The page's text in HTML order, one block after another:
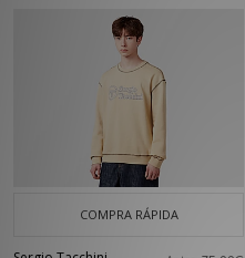
COMPRA RÁPIDA